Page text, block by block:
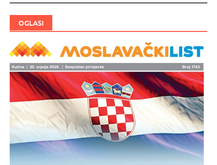
OGLASI